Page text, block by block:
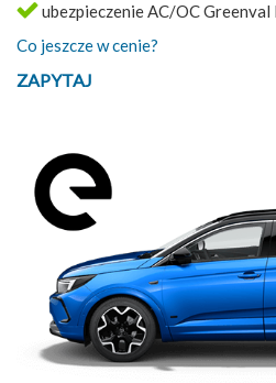
ubezpieczenie AC/OC Greenval
Co jeszcze w cenie?
ZAPYTAJ